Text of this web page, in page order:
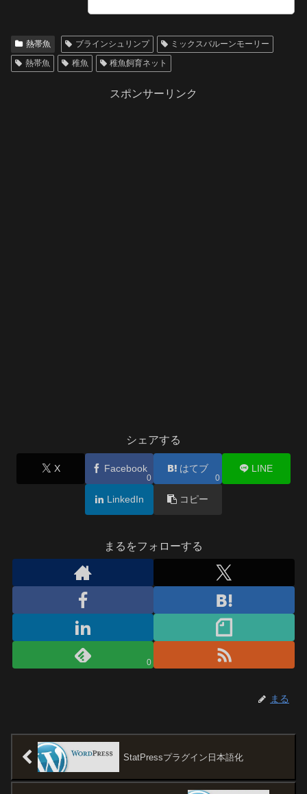
熱帯魚 ブラインシュリンプ
ミックスバルーンモーリー
熱帯魚
稚魚 稚魚飼育ネット
スポンサーリンク
シェアする
X Facebook
0
はてブ
0
LINE
LinkedIn コピー
まるをフォローする
0
まる
StatPressプラグイン日本語化